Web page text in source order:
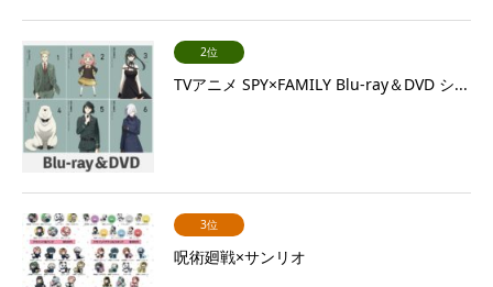
2位
TVアニメ SPY×FAMILY Blu-ray＆DVD シ...
3位
呪術廻戦×サンリオ